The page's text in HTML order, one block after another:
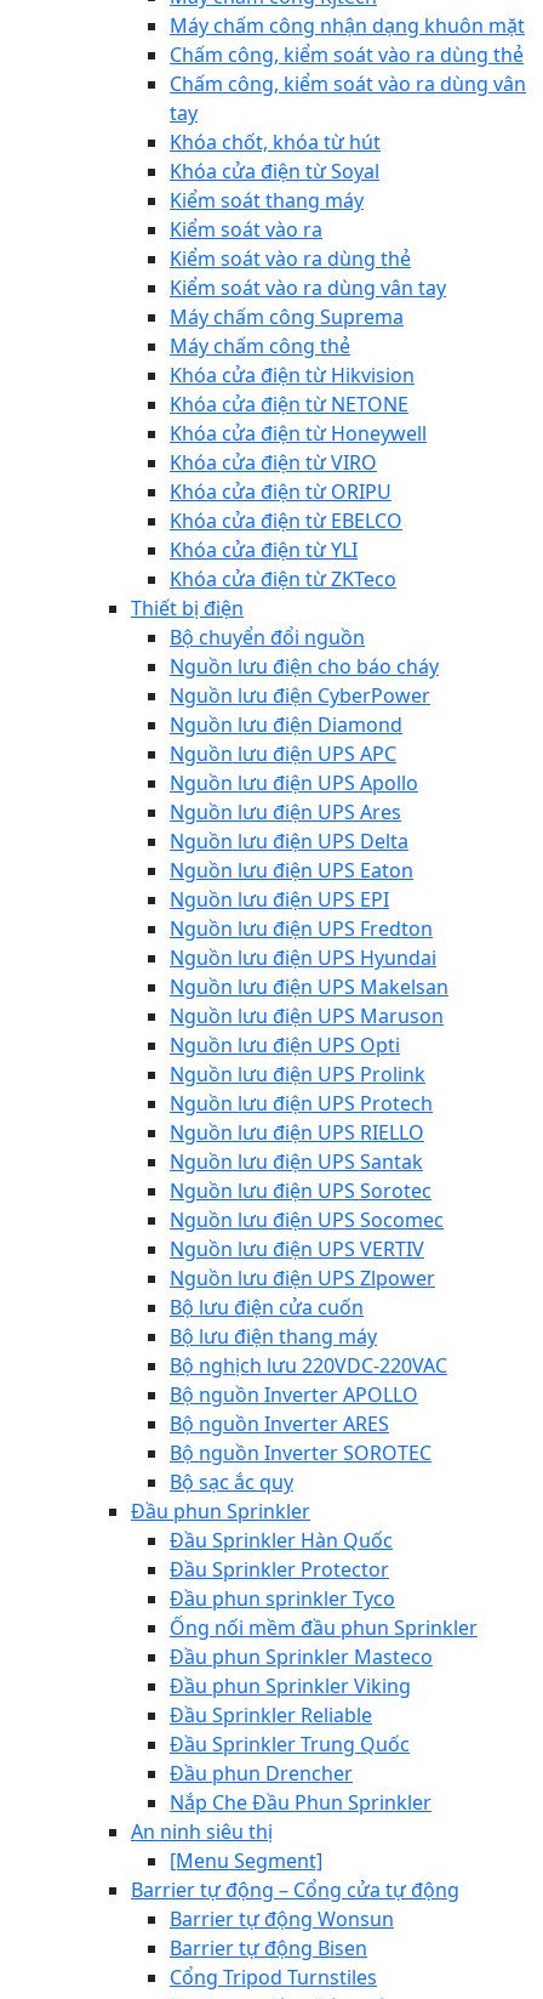
Máy chấm công nhận dạng khuôn mặt
Chấm công, kiểm soát vào ra dùng thẻ
Chấm công, kiểm soát vào ra dùng vân
tay
Khóa chốt, khóa từ hút
Khóa cửa điện từ Soyal
Kiểm soát thang máy
Kiểm soát vào ra
Kiểm soát vào ra dùng thẻ
Kiểm soát vào ra dùng vân tay
Máy chấm công Suprema
Máy chấm công thẻ
Khóa cửa điện từ Hikvision
Khóa cửa điện từ NETONE
Khóa cửa điện từ Honeywell
Khóa cửa điện từ VIRO
Khóa cửa điện từ ORIPU
Khóa cửa điện từ EBELCO
Khóa cửa điện từ YLI
Khóa cửa điện từ ZKTeco
Thiết bị điện
Bộ chuyển đổi nguồn
Nguồn lưu điện cho báo cháy
Nguồn lưu điện CyberPower
Nguồn lưu điện Diamond
Nguồn lưu điện UPS APC
Nguồn lưu điện UPS Apollo
Nguồn lưu điện UPS Ares
Nguồn lưu điện UPS Delta
Nguồn lưu điện UPS Eaton
Nguồn lưu điện UPS EPI
Nguồn lưu điện UPS Fredton
Nguồn lưu điện UPS Hyundai
Nguồn lưu điện UPS Makelsan
Nguồn lưu điện UPS Maruson
Nguồn lưu điện UPS Opti
Nguồn lưu điện UPS Prolink
Nguồn lưu điện UPS Protech
Nguồn lưu điện UPS RIELLO
Nguồn lưu điện UPS Santak
Nguồn lưu điện UPS Sorotec
Nguồn lưu điện UPS Socomec
Nguồn lưu điện UPS VERTIV
Nguồn lưu điện UPS Zlpower
Bộ lưu điện cửa cuốn
Bộ lưu điện thang máy
Bộ nghịch lưu 220VDC-220VAC
Bộ nguồn Inverter APOLLO
Bộ nguồn Inverter ARES
Bộ nguồn Inverter SOROTEC
Bộ sạc ắc quy
Đầu phun Sprinkler
Đầu Sprinkler Hàn Quốc
Đầu Sprinkler Protector
Đầu phun sprinkler Tyco
Ống nối mềm đầu phun Sprinkler
Đầu phun Sprinkler Masteco
Đầu phun Sprinkler Viking
Đầu Sprinkler Reliable
Đầu Sprinkler Trung Quốc
Đầu phun Drencher
Nắp Che Đầu Phun Sprinkler
An ninh siêu thị
[Menu Segment]
Barrier tự động – Cổng cửa tự động
Barrier tự động Wonsun
Barrier tự động Bisen
Cổng Tripod Turnstiles